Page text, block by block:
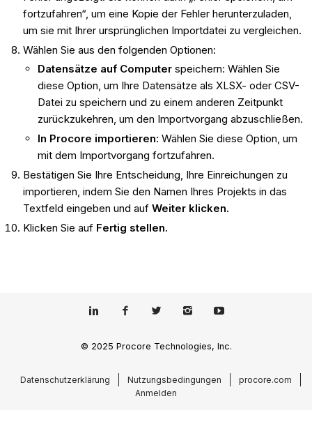
fortzufahren“, um eine Kopie der Fehler herunterzuladen,
um sie mit Ihrer ursprünglichen Importdatei zu vergleichen.
Wählen Sie aus den folgenden Optionen:
Datensätze auf Computerspeichern: Wählen Sie
diese Option, um Ihre Datensätze als XLSX- oder CSV-
Datei zu speichern und zu einem anderen Zeitpunkt
zurückzukehren, um den Importvorgang abzuschließen.
In Procore importieren: Wählen Sie diese Option, um
mit dem Importvorgang fortzufahren.
Bestätigen Sie Ihre Entscheidung, Ihre Einreichungen zu
importieren, indem Sie den Namen Ihres Projekts in das
Textfeld eingeben und auf Weiter klicken.
Klicken Sie auf Fertig stellen.
© 2025 Procore Technologies, Inc.
Datenschutzerklärung Nutzungsbedingungen
procore.com
Anmelden